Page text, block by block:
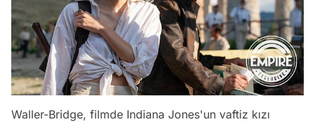
Waller-Bridge, filmde Indiana Jones'un vaftiz kızı